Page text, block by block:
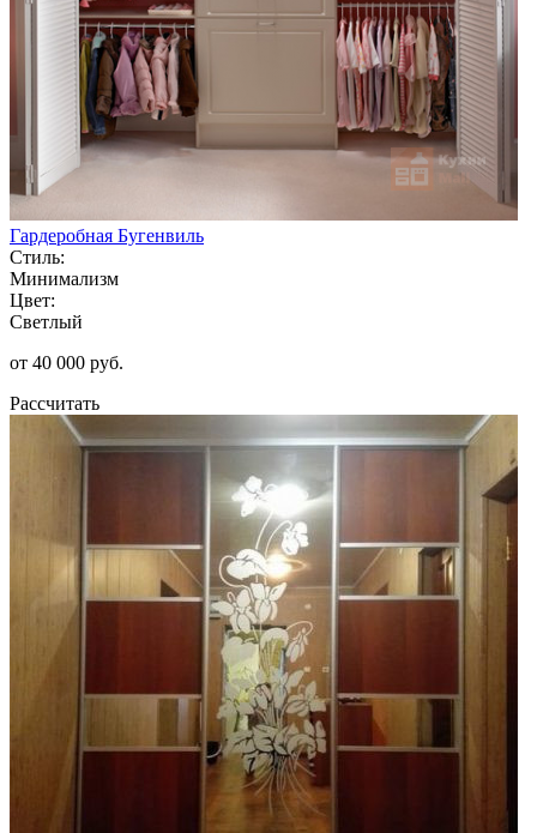
Гардеробная Бугенвиль
Стиль:
Минимализм
Цвет:
Светлый
от 40 000 руб.
Рассчитать